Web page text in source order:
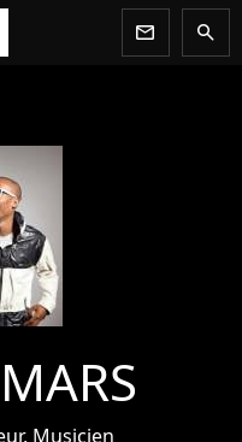
newsletter search
Musicien